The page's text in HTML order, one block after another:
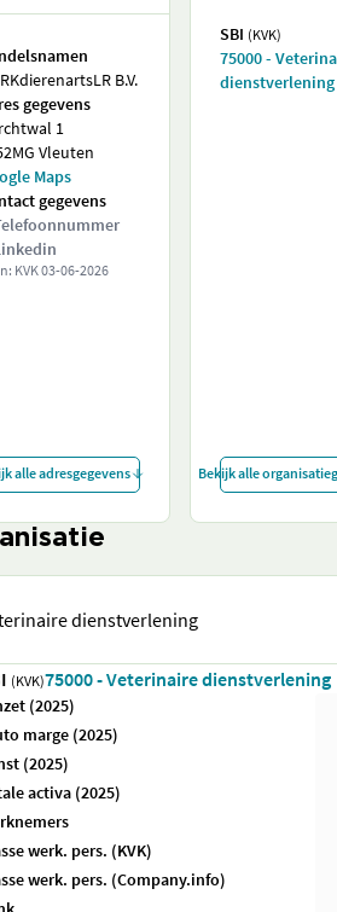
B.V.
gegevens
1
Vleuten
Maps
gegevens
KVK03-06-2026
alle adresgegevens
SBI (KVK)
75000 -
dienstverlening
Bekijk alle
dienstverlening
(KVK)75000 - Veterinaire dienstverlening
(2025)
marge (2025)
(2025)
activa (2025)
werk. pers. (KVK)
werk. pers. (Company.info)